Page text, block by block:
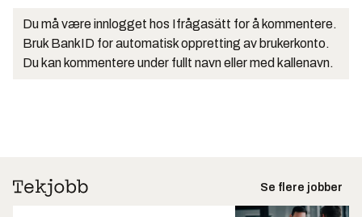
Du må være innlogget hos Ifrågasätt for å kommentere.
Bruk BankID for automatisk oppretting av brukerkonto.
Du kan kommentere under fullt navn eller med kallenavn.
Se flere jobber